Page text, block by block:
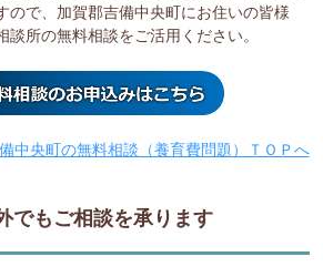
ので、加賀郡吉備中央町にお住いの皆様
談所の無料相談をご活用ください。
中央町の無料相談（養育費問題）ＴＯＰへ
でもご相談を承ります